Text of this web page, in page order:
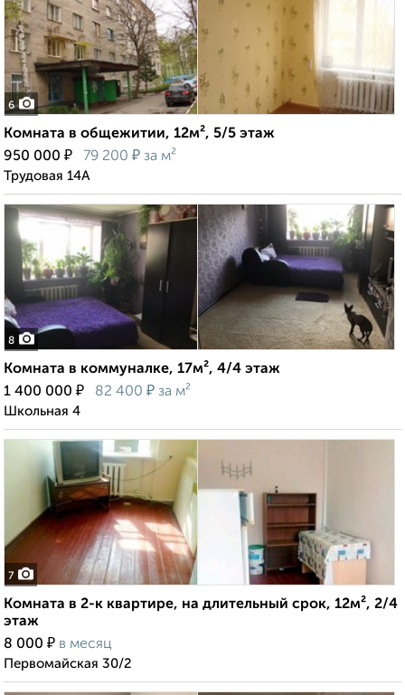
6
Комната в общежитии, 12м², 5/5 этаж
950 000 ₽ 79 200 ₽ за м²
Трудовая 14А
8
Комната в коммуналке, 17м², 4/4 этаж
1 400 000 ₽ 82 400 ₽ за м²
Школьная 4
7
Комната в 2-к квартире, на длительный срок, 12м², 2/4
этаж
8 000 ₽ в месяц
Первомайская 30/2